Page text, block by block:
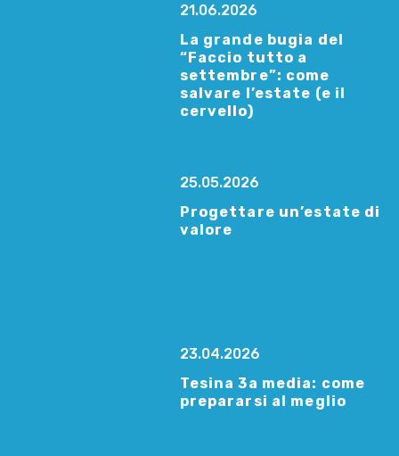
21.06.2026
La grande bugia del
“Faccio tutto a
settembre”: come
salvare l’estate (e il
cervello)
25.05.2026
Progettare un’estate di
valore
23.04.2026
Tesina 3a media: come
prepararsi al meglio